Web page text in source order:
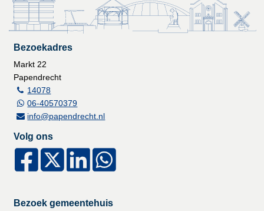
Bezoekadres
Markt 22
Papendrecht
14078
06-40570379
info@papendrecht.nl
Volg ons
Bezoek gemeentehuis